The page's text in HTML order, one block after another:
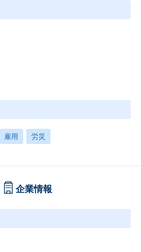
雇用 労災
企業情報